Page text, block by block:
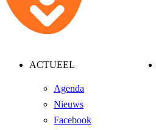
ACTUEEL
Agenda
Nieuws
Facebook